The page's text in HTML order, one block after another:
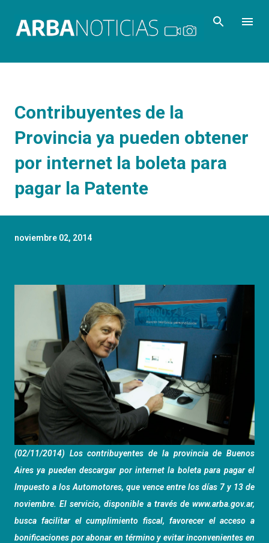
Contribuyentes de la
Provincia ya pueden obtener
por internet la boleta para
pagar la Patente
noviembre 02, 2014
(02/11/2014) Los contribuyentes de la provincia de Buenos
Aires ya pueden descargar por internet la boleta para pagar el
Impuesto a los Automotores, que vence entre los días 7 y 13 de
noviembre. El servicio, disponible a través de www.arba.gov.ar,
busca facilitar el cumplimiento fiscal, favorecer el acceso a
bonificaciones por abonar en término y evitar inconvenientes en